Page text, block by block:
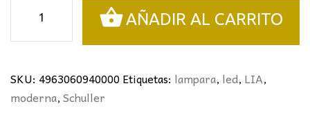
GRANDE
LIA
DE
ORO
AÑADIR AL CARRITO
SKU: 4963060940000Etiquetas: lampara, led, LIA,
moderna,Schuller